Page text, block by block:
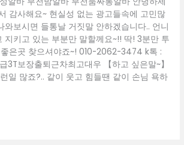
감사해요~ 현실성 없는 광고들속에 고민많
와보시면 들통날 거짓말 안하겠습니다.. 언니
지키고 있는 부분만 말할께요~!! 딱! 3분만 투
은곳 찾으셔야죠~! 010-2062-3474 k톡 :
보장출퇴근차최고대우 【하고 싶은말~】
일 많죠?.. 같이 웃고 힘들땐 같이 손님 욕하